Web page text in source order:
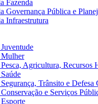
Fazenda
Governança Pública e
Infraestrutura
Mulher
Agricultura, Recursos
Trânsito e Defesa
e Serviços